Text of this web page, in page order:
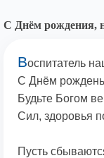
С Днём рождения,
Воспитатель
С Днём
Будьте Богом
Сил, здоровья
Пусть